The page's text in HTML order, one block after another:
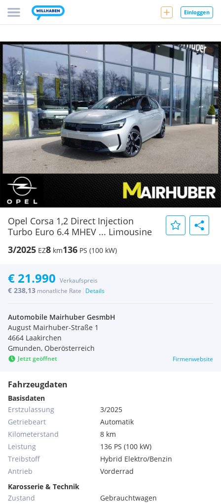
Einloggen
Opel Corsa 1,2 Direct Injection
Turbo Euro 6.4 MHEV ... Limousine
3/2025 EZ8 km136 PS (100 kW)
€ 21.990 Verkaufspreis
€ 238,13 monatliche Rate Details
Automobile Mairhuber GesmbH
August Mairhuber-Straße 1
4664 Laakirchen
Gmunden, Oberösterreich
Jetzt geöffnet Firmenwebsite
Fahrzeugdaten
Basisdaten
Erstzulassung
3/2025
Getriebeart
Automatik
Kilometerstand
8 km
Leistung
136 PS (100 kW)
Treibstoff
Hybrid Elektro/Benzin
Antrieb
Vorderrad
Karosserie & Technik
Zustand
Gebrauchtwagen